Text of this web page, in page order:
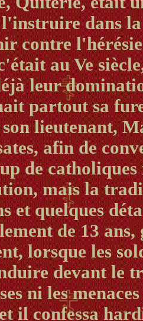
dans
contre
au Ve
leur
partout sa
lieutenant,
afin de
de
mais la
et quelques
de 13
lorsque les
devant le
ni les
il confessa